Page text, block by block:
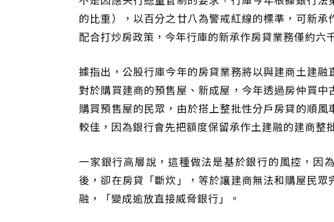
的比重），以百分之廿八為警戒紅線的標準，可新
配合打炒房政策，今年行庫的新承作房貸業務僅約六
據指出，公股行庫今年的房貸業務將以與建商土建
對於購買建商的預售屋、新成屋，今年透過房仲買中
購買預售屋的民眾，由於搭上整批性分戶房貸的順
較佳，因為銀行會先把額度保留承作土建融的建商整
一家銀行高層說，這種做法是基於銀行的風控，因
後，卻在房貸「斷炊」，等於讓建商無法和購屋民
融，「變成逾放直接威脅銀行」。